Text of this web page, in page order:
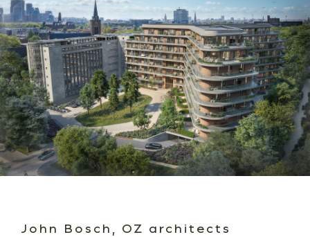
John Bosch, OZ architects